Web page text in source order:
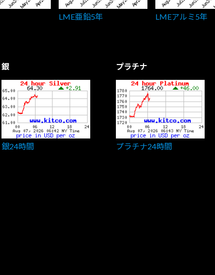
LME亜鉛5年 LMEアルミ5年
銀 プラチナ
銀24時間 プラチナ24時間